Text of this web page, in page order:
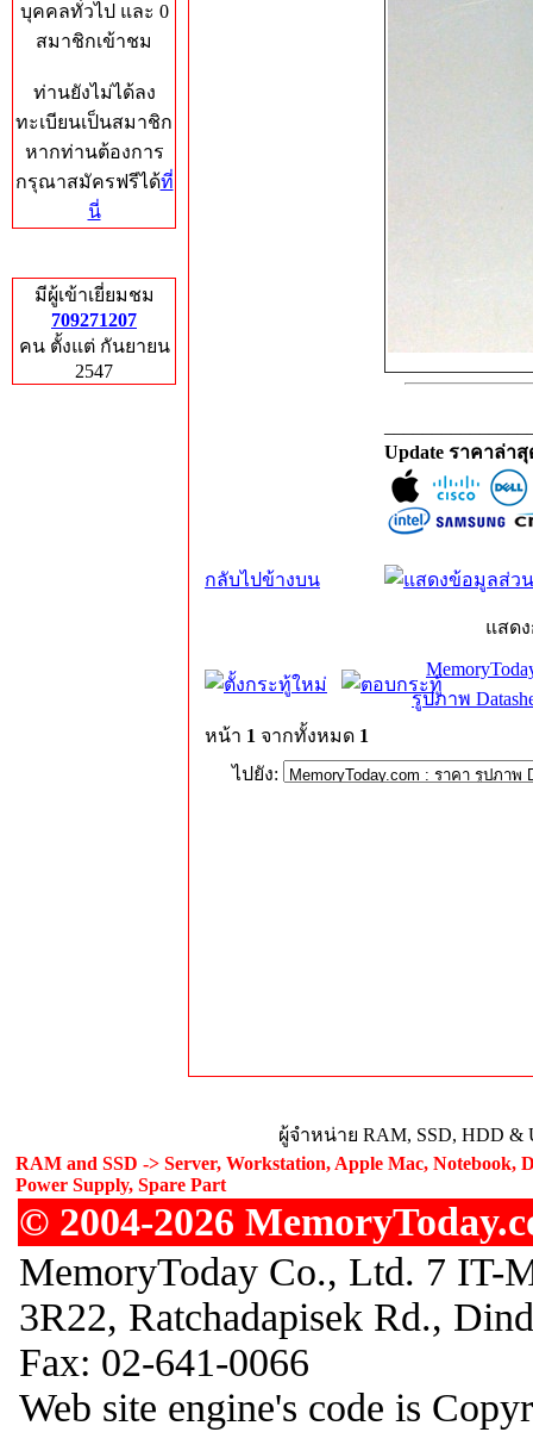
บุคคลทั่วไป และ 0
สมาชิกเข้าชม
ท่านยังไม่ได้ลง
ทะเบียนเป็นสมาชิก
หากท่านต้องการ
กรุณาสมัครฟรีได้ที่
นี่
มีผู้เข้าเยี่ยมชม
709271207
คน ตั้งแต่ กันยายน
2547
Update ราคาล่า
กลับไปข้างบน
แสด
รูปภาพ
หน้า 1 จากทั้งหมด 1
ไปยัง:
ผู้จำหน่าย RAM, SSD, HDD &
RAM and SSD -> Server, Workstation, Apple Mac, Notebook,
Power Supply, Spare Part
© 2004-2026
MemoryToday Co., Ltd. 7 IT-
3R22, Ratchadapisek Rd.,
Fax: 02-641-0066
Web site engine's code is